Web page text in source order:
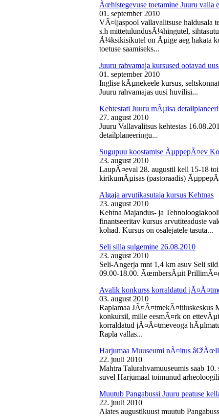
Ãœhistegevuse toetamine Juuru valla
01. september 2010
VÃ¤ljaspool vallavalitsuse haldusala
s.h mittetulundusÃ¼hingutel,
Ã¼ksikisikutel on Ãµige aeg hakata
toetuse saamiseks...
Juuru rahvamaja kursused ootavad
01. september 2010
Inglise kÃµnekeele kursus,
Juuru rahvamajas uusi huvilisi...
Kehtestati Juuru mÃµisa
27. august 2010
Juuru Vallavalitsus kehtestas
detailplaneeringu...
Sugupuu koostamise ÃµppepÃ¤ev
23. august 2010
LaupÃ¤eval 28. augustil kell 15-18
kirikumÃµisas (pastoraadis)
Algaja arvutikasutaja kursus Kehtnas
23. august 2010
Kehtna Majandus- ja
finantseeritav kursus arvutiteaduste
kohad. Kursus on osalejatele tasuta...
Seli silla sulgemine 26.08.2010
23. august 2010
Seli-Angerja mnt 1,4 km asuv Seli
09.00-18.00. ÃœmbersÃµit
Avalik konkurss korraldatud
03. august 2010
Raplamaa JÃ¤Ã¤tmekÃ¤itluskeskus
konkursil, mille eesmÃ¤rk on
korraldatud jÃ¤Ã¤tmeveoga
Rapla vallas...
Harjumaa Muuseumi nÃ¤itus
22. juuli 2010
Mahtra Talurahvamuuseumis saab
suvel Harjumaal toimunud
Muutub Pangabussi Juuru peatuse
22. juuli 2010
Alates augustikuust muutub